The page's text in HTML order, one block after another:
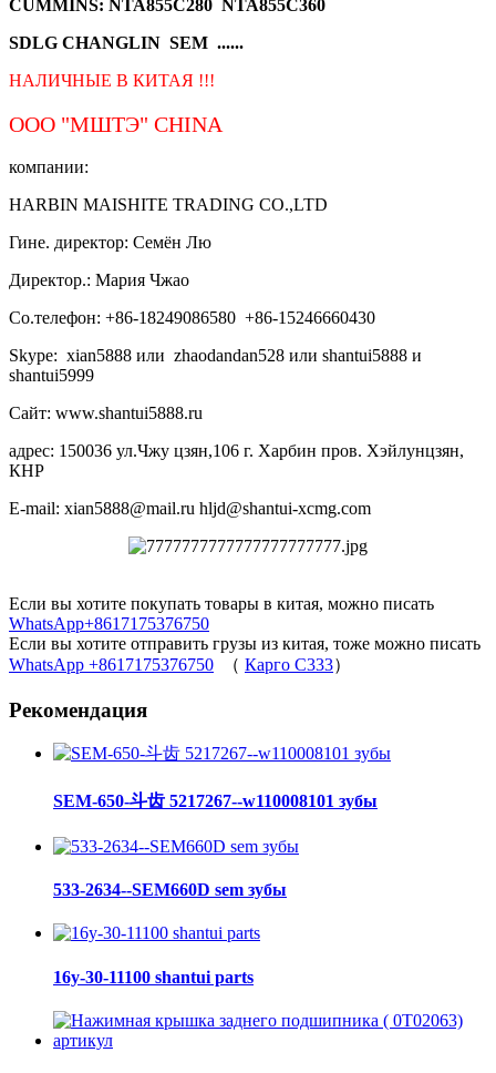
CUMMINS: NTA855C280 NTA855C360
SDLG CHANGLIN SEM ......
НАЛИЧНЫЕ В КИТАЯ !!!
ООО "МШТЭ" CHINA
компании:
HARBIN MAISHITE TRADING CO.,LTD
Гине. директор: Семён Лю
Директор.: Мария Чжао
Со.телефон: +86-18249086580 +86-15246660430
Skype: xian5888 или zhaodandan528 или shantui5888 и
shantui5999
Сайт: www.shantui5888.ru
адрес: 150036 ул.Чжу цзян,106 г. Харбин пров. Хэйлунцзян,
КНР
E-mail: xian5888@mail.ru hljd@shantui-xcmg.com
Если вы хотите покупать товары в китая, можно писать
WhatsApp+8617175376750
Если вы хотите отправить грузы из китая, тоже можно писать
WhatsApp +8617175376750 （ Карго C333）
Рекомендация
SEM-650-斗齿 5217267--w110008101 зубы
533-2634--SEM660D sem зубы
16y-30-11100 shantui parts